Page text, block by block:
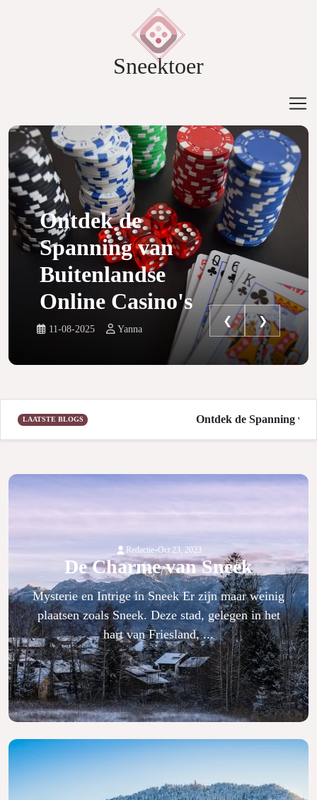
Sneektoer
Ontdek de
Spanning van
Buitenlandse
Online Casino's
11-08-2025 Yanna
❮ ❯
LAATSTE BLOGS Ontdek de Spanning van
Redactie-Oct 23, 2023
De Charme van Sneek
Mysterie en Intrige in Sneek Er zijn maar weinig
plaatsen zoals Sneek. Deze stad, gelegen in het
hart van Friesland, ...